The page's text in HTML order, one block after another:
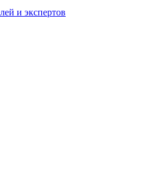
и экспертов